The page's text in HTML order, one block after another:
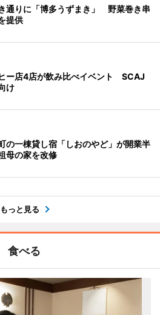
通りに「博多うずまき」 野菜巻き串
提供
ー店4店が飲み比べイベント SCAJ
け
の一棟貸し宿「しおのやど」が開業半
母の家を改修
もっと見る
食べる